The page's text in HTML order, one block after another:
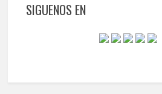
SIGUENOS EN